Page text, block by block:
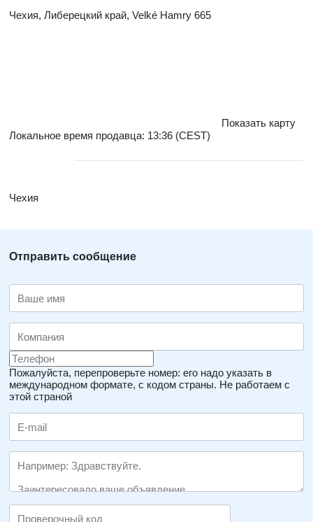
Чехия, Либерецкий край, Velké Hamry 665
Показать карту
Локальное время продавца: 13:36 (CEST)
Чехия
Отправить сообщение
Пожалуйста, перепроверьте номер: его надо указать в
международном формате, с кодом страны. Не работаем с
этой страной